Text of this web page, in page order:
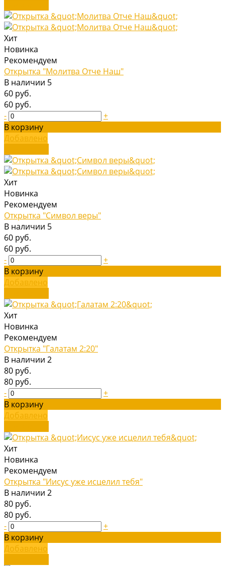
Хит
Новинка
Рекомендуем
Открытка "Молитва Отче Наш"
В наличии 5
60 руб.
60 руб.
-
+
В корзину
Добавлено
Хит
Новинка
Рекомендуем
Открытка "Символ веры"
В наличии 5
60 руб.
60 руб.
-
+
В корзину
Добавлено
Хит
Новинка
Рекомендуем
Открытка "Галатам 2:20"
В наличии 2
80 руб.
80 руб.
-
+
В корзину
Добавлено
Хит
Новинка
Рекомендуем
Открытка "Иисус уже исцелил тебя"
В наличии 2
80 руб.
80 руб.
-
+
В корзину
Добавлено